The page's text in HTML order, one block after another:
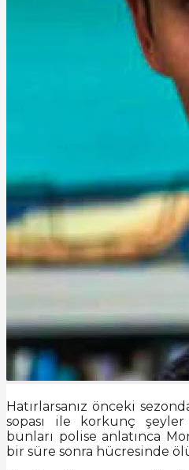
Hatırlarsanız önceki
sopası ile korkunç
bunları polise anlatınca
bir süre sonra hücresinde